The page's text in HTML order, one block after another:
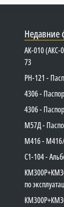
Недавние
АК-010 (АКС-
73
PH-121 -
4306 -
4306 -
М57Д -
М416 -
C1-104 -
по